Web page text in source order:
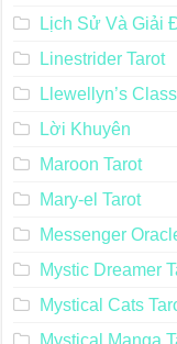
Lịch Sử Và Giải
Linestrider Tarot
Llewellyn’s
Lời Khuyên
Maroon Tarot
Mary-el Tarot
Messenger
Mystic Dreamer
Mystical Cats